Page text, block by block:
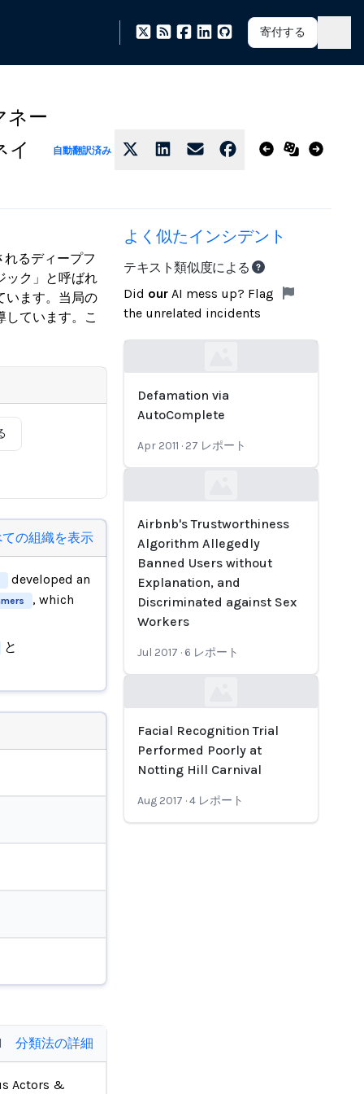
寄付する
ネー
イ
自動翻訳済み
るディープフ
ック」と呼ばれ
います。当局の
ています。こ
の組織を表示
developed an
, which
と
分類法の詳細
Actors &
よく似たインシデント
テキスト類似度による
Did our AI mess up? Flag
the unrelated incidents
Defamation via
AutoComplete
Apr 2011 · 27 レポート
Airbnb's Trustworthiness
Algorithm Allegedly
Banned Users without
Explanation, and
Discriminated against Sex
Workers
Jul 2017 · 6 レポート
Facial Recognition Trial
Performed Poorly at
Notting Hill Carnival
Aug 2017 ·4 レポート